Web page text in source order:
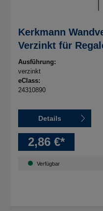
Kerkmann
Verzinkt für
Ausführung:
verzinkt
eClass:
24310890
Details
2,86 €*
Verfügbar